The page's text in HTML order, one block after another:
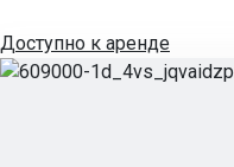
Доступно к аренде